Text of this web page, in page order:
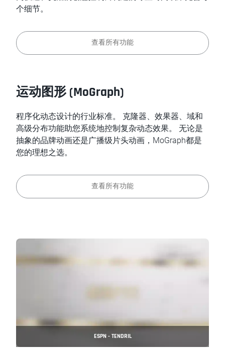
个细节。
查看所有功能
运动图形 (MoGraph)
程序化动态设计的行业标准。 克隆器、效果器、域和
高级分布功能助您系统地控制复杂动态效果。 无论是
抽象的品牌动画还是广播级片头动画，MoGraph都是
您的理想之选。
查看所有功能
ESPN - TENDRIL